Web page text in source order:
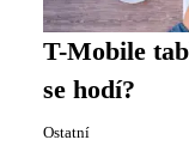
T-Mobile
se hodí?
Ostatní